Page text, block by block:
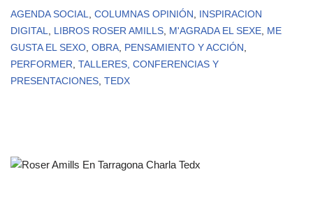
AGENDA SOCIAL, COLUMNAS OPINIÓN ,
INSPIRACION
DIGITAL, LIBROS ROSER AMILLS, M'AGRADA EL SEXE, ME
GUSTA EL SEXO, OBRA, PENSAMIENTO Y ACCIÓN ,
PERFORMER, TALLERES, CONFERENCIAS Y
PRESENTACIONES, TEDX